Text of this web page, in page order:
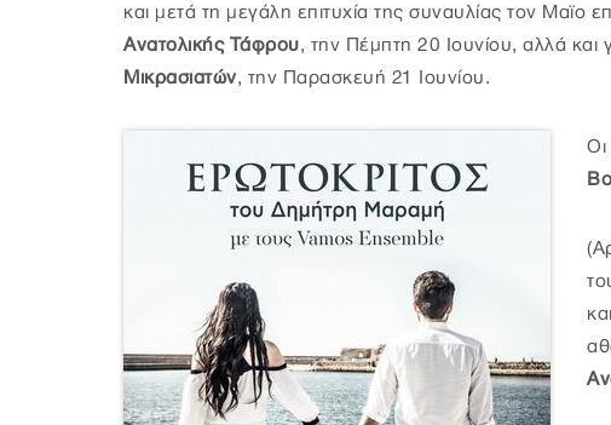
και μετά τη μεγάλη επιτυχία της συναυλίας τον Μαϊο
Ανατολικής Τάφρου, την Πέμπτη 20 Ιουνίου, αλλά και
Μικρασιατών, την Παρασκευή 21 Ιουνίου.
Οι